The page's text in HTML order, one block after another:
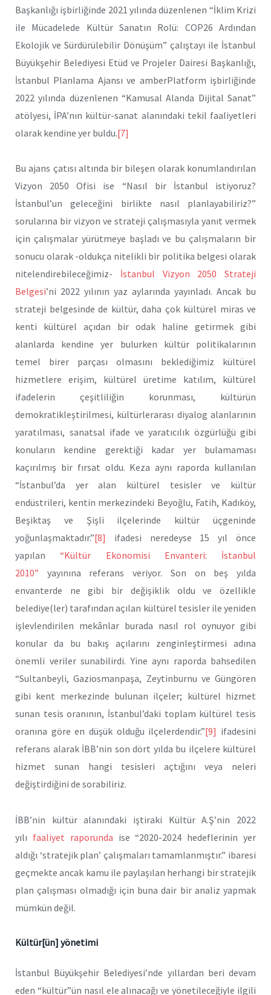
Başkanlığı işbirliğinde 2021 yılında düzenlenen “İklim Krizi
ile Mücadelede Kültür Sanatın Rolü: COP26 Ardından
Ekolojik ve Sürdürülebilir Dönüşüm” çalıştayı ile İstanbul
Büyükşehir Belediyesi Etüd ve Projeler Dairesi Başkanlığı,
İstanbul Planlama Ajansı ve amberPlatform işbirliğinde
2022 yılında düzenlenen “Kamusal Alanda Dijital Sanat”
atölyesi, İPA’nın kültür-sanat alanındaki tekil faaliyetleri
olarak kendine yer buldu.[7]
Bu ajans çatısı altında bir bileşen olarak konumlandırılan
Vizyon 2050 Ofisi ise “Nasıl bir İstanbul istiyoruz?
İstanbul’un geleceğini birlikte nasıl planlayabiliriz?”
sorularına bir vizyon ve strateji çalışmasıyla yanıt vermek
için çalışmalar yürütmeye başladı ve bu çalışmaların bir
sonucu olarak -oldukça nitelikli bir politika belgesi olarak
nitelendirebileceğimiz- İstanbul Vizyon 2050 Strateji
Belgesi’ni 2022 yılının yaz aylarında yayınladı. Ancak bu
strateji belgesinde de kültür, daha çok kültürel miras ve
kenti kültürel açıdan bir odak haline getirmek gibi
alanlarda kendine yer bulurken kültür politikalarının
temel birer parçası olmasını beklediğimiz kültürel
hizmetlere erişim, kültürel üretime katılım, kültürel
ifadelerin çeşitliliğin korunması, kültürün
demokratikleştirilmesi, kültürlerarası diyalog alanlarının
yaratılması, sanatsal ifade ve yaratıcılık özgürlüğü gibi
konuların kendine gerektiği kadar yer bulamaması
kaçırılmış bir fırsat oldu. Keza aynı raporda kullanılan
“İstanbul’da yer alan kültürel tesisler ve kültür
endüstrileri, kentin merkezindeki Beyoğlu, Fatih, Kadıköy,
Beşiktaş ve Şişli ilçelerinde kültür üçgeninde
yoğunlaşmaktadır.”[8] ifadesi neredeyse 15 yıl önce
yapılan“Kültür Ekonomisi Envanteri: İstanbul
2010” yayınına referans veriyor. Son on beş yılda
envanterde ne gibi bir değişiklik oldu ve özellikle
belediye(ler) tarafından açılan kültürel tesisler ile yeniden
işlevlendirilen mekânlar burada nasıl rol oynuyor gibi
konular da bu bakış açılarını zenginleştirmesi adına
önemli veriler sunabilirdi. Yine aynı raporda bahsedilen
“Sultanbeyli, Gaziosmanpaşa, Zeytinburnu ve Güngören
gibi kent merkezinde bulunan ilçeler; kültürel hizmet
sunan tesis oranının, İstanbul’daki toplam kültürel tesis
oranına göre en düşük olduğu ilçelerdendir.”[9] ifadesini
referans alarak İBB’nin son dört yılda bu ilçelere kültürel
hizmet sunan hangi tesisleri açtığını veya neleri
değiştirdiğini de sorabiliriz.
İBB’nin kültür alanındaki iştiraki Kültür A.Ş’nin 2022
yılı faaliyet raporunda ise “2020-2024 hedeflerinin yer
aldığı ‘stratejik plan’ çalışmaları tamamlanmıştır.” ibaresi
geçmekte ancak kamu ile paylaşılan herhangi bir stratejik
plan çalışması olmadığı için buna dair bir analiz yapmak
mümkün değil.
Kültür[ün] yönetimi
İstanbul Büyükşehir Belediyesi’nde yıllardan beri devam
eden “kültür”ün nasıl ele alınacağı ve yönetileceğiyle ilgili